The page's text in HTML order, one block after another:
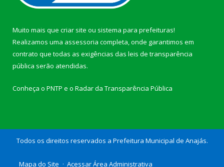
Muito mais que criar site ou sistema para prefeituras!
Realizamos uma assessoria completa, onde garantimos em
contrato que todas as exigências das leis de transparência
pública serão atendidas.
Conheça o PNTP e o Radar da Transparência Pública
Todos os direitos reservados a Prefeitura Municipal de Anajás.
Mapa do Site Acessar Área Administrativa